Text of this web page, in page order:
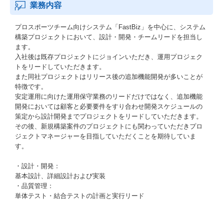
業務内容
プロスポーツチーム向けシステム「FastBiz」を中心に、システム
構築プロジェクトにおいて、設計・開発・チームリードを担当し
ます。
入社後は既存プロジェクトにジョインいただき、運用プロジェク
トをリードしていただきます。
また同社プロジェクトはリリース後の追加機能開発が多いことが
特徴です。
安定運用に向けた運用保守業務のリードだけではなく、追加機能
開発においては顧客と必要要件をすり合わせ開発スケジュールの
策定から設計開発までプロジェクトをリードしていただきます。
その後、新規構築案件のプロジェクトにも関わっていただきプロ
ジェクトマネージャーを目指していただくことを期待していま
す。
・設計・開発：
基本設計、詳細設計および実装
・品質管理：
単体テスト・結合テストの計画と実行リード